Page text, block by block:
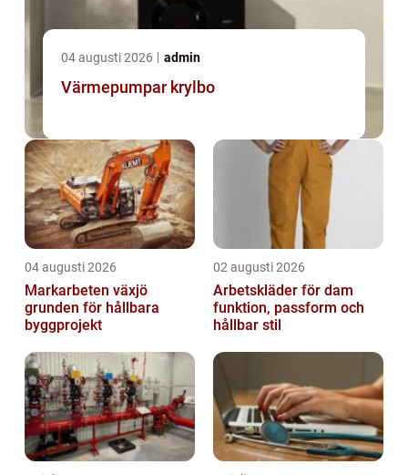
04 augusti 2026 admin
Värmepumpar krylbo
04 augusti 2026
Markarbeten växjö
grunden för hållbara
byggprojekt
02 augusti 2026
Arbetskläder för dam
funktion, passform och
hållbar stil